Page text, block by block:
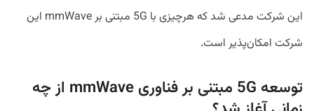
این شرکت مدعی شد که هرچیزی با 5G مبتنی بر mmWave این
شرکت امکان‌پذیر است.
توسعه 5G مبتنی بر فناوری mmWave از چه